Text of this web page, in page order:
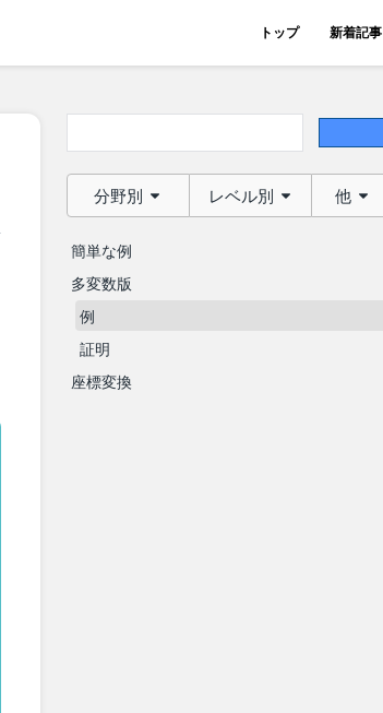
トップ 新着記事
分野別 レベル別 他
簡単な例
多変数版
例
証明
座標変換